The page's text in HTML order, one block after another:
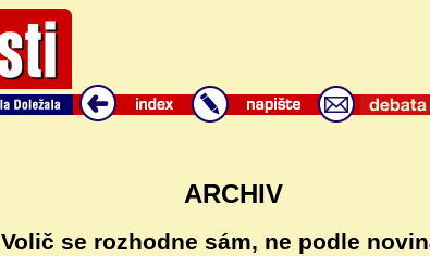
ARCHIV
Volič se rozhodne sám, ne podle